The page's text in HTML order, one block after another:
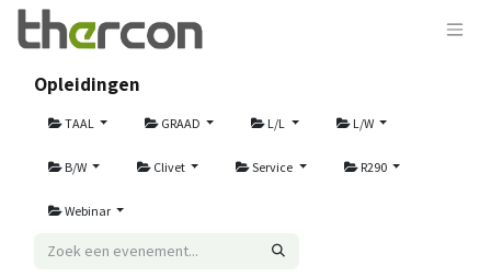
Opleidingen
TAAL GRAAD L/L L/W
B/W Clivet Service R290
Webinar